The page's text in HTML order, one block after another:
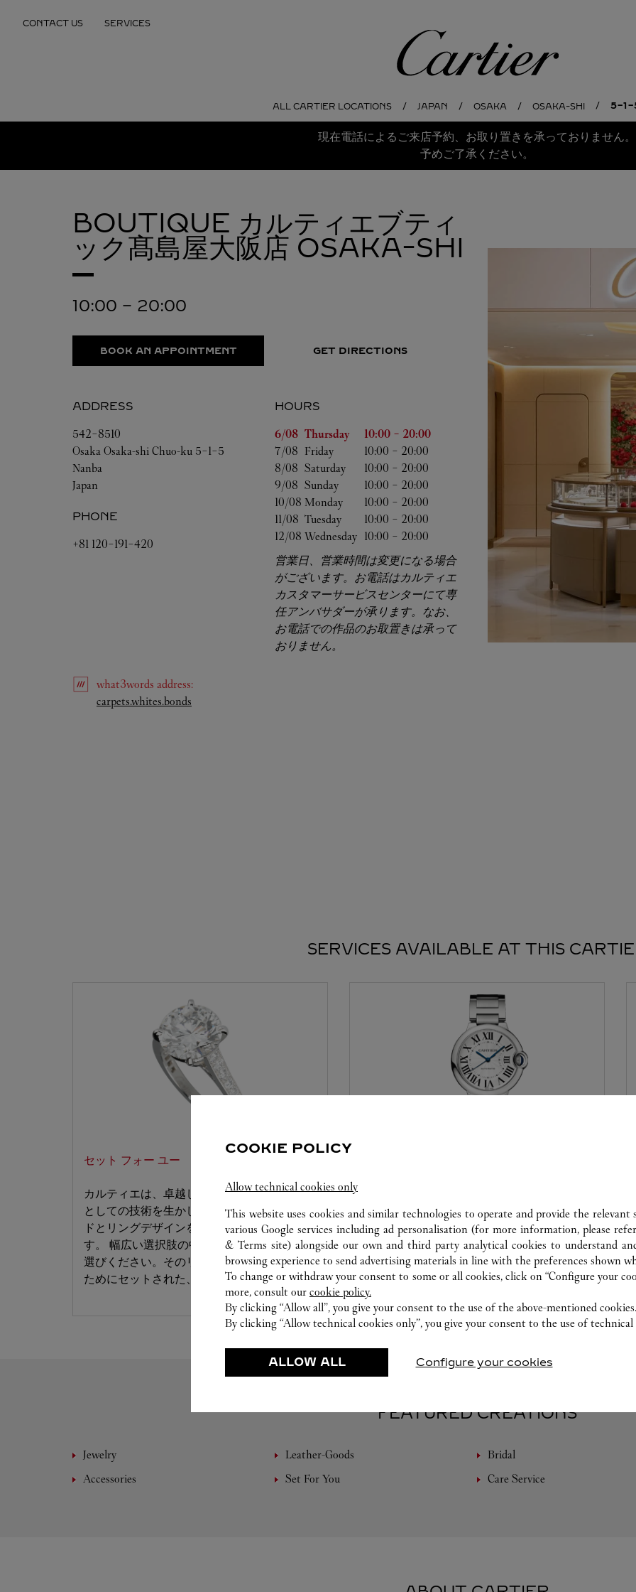
CONTACT US SERVICES
Cartier
ALL CARTIER LOCATIONS JAPAN OSAKA OSAKA-SHI 5-1-
現在電話によるご来店予約、お取り置きを承っておりません。
予めご了承ください。
BOUTIQUE カルティエブティ
ック髙島屋大阪店 OSAKA-SHI
10:00 - 20:00
BOOK AN APPOINTMENT GET DIRECTIONS
ADDRESS
542-8510
Osaka Osaka-shi Chuo-ku 5-1-5
Nanba
Japan
PHONE
+81 120-191-420
HOURS
Day of the Week
Hours
6/08 Thursday 10:00 - 20:00
7/08 Friday 10:00 - 20:00
8/08 Saturday 10:00 - 20:00
9/08 Sunday 10:00 - 20:00
10/08 Monday 10:00 - 20:00
11/08 Tuesday 10:00 - 20:00
12/08 Wednesday 10:00 - 20:00
営業日、営業時間は変更になる場合
がございます。お電話はカルティエ
カスタマーサービスセンターにて専
任アンバサダーが承ります。なお、
お電話での作品のお取置きは承って
おりません。
what3words address:
carpets.whites.bonds
SERVICES AVAILABLE AT THIS
セット フォー ユー
カルティエは、卓越したジュエリーブランド
としての技術を生かし、お好みのダイヤモン
ドとリングデザインをセッティングいたしま
す。 幅広い選択肢の中から、夢のリングをお
選びください。そのリングは、お客様だけの
ためにセットされた、唯一無二の存在です。
これからも末永くお使いいただけるよう、さ
まざまなサービスを提供するカスタマーサー
ビスがございます。優れた技術を持つ技術者
が必要なサービスを診断し、実施いたしま
す。※お預かりになる場合もございます為、
予めご了承ください。
FEATURED CREATIONS
Jewelry Leather-Goods
Bridal
Accessories
Set For You Care Service
COOKIE POLICY
Allow technical cookies only
This website uses cookies and similar technologies to operate and provide the relevant
various Google services including ad personalisation (for more information, please
& Terms site) alongside our own and third party analytical cookies to understand
browsing experience to send advertising materials in line with the preferences shown
To change or withdraw your consent to some or all cookies, click on “Configure your
more, consult our cookie policy.
By clicking “Allow all”, you give your consent to the use of the above-mentioned cookies.
By clicking “Allow technical cookies only”, you give your consent to the use of technical
ALLOW ALL Configure your cookies